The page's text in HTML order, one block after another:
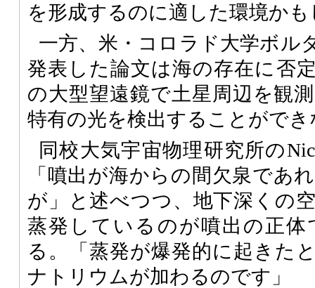
を形成するのに適した環境か
一方、米・コロラド大学ボル
発表した論文は海の存在に否
の大型望遠鏡で土星周辺を観
特有の光を検出することがで
同校大気宇宙物理研究所の
「噴出が海からの間欠泉であ
が」と述べつつ、地下深くの
蒸発しているのが噴出の正
る。「蒸発が爆発的に起きた
ナトリウムが加わるのです」